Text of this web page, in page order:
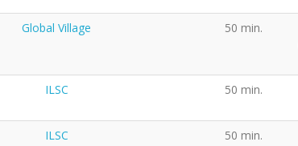
Global Village 50 min.
ILSC 50 min.
ILSC 50 min.